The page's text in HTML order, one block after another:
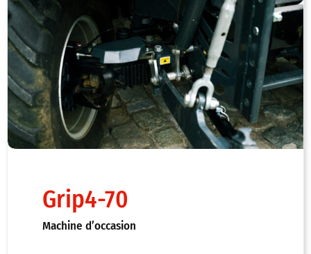
Contact
À propos de nous
Entreprise
Actualité
SalonsGrip4-70
Machine d’occasion